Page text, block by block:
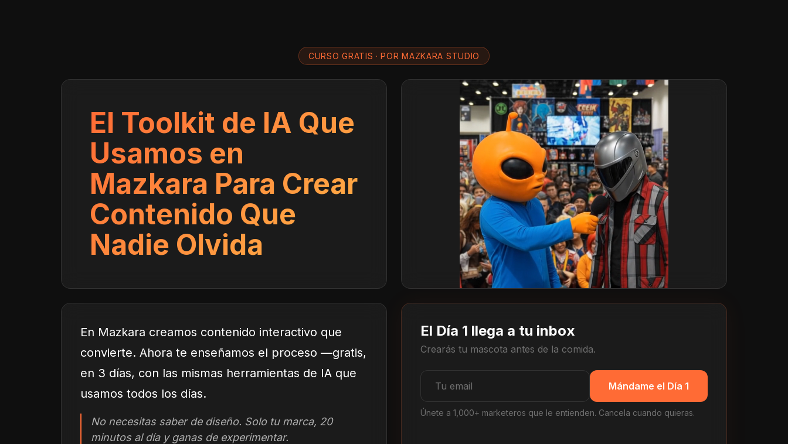
CURSO GRATIS · POR MAZKARA STUDIO
El Toolkit de IA Que
Usamos en
Mazkara Para Crear
Contenido Que
Nadie Olvida
El Día 1 llega a tu inbox
Crearás tu mascota antes de la comida.
Mándame el Día 1
Únete a 1,000+ marketeros que le entienden. Cancela cuando quieras.
En Mazkara creamos contenido interactivo que
convierte. Ahora te enseñamos el proceso —gratis,
en 3 días, con las mismas herramientas de IA que
usamos todos los días.
No necesitas saber de diseño. Solo tu marca, 20
minutos al día y ganas de experimentar.